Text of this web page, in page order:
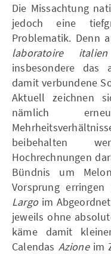
Die Missachtung
jedoch eine
Problematik. Denn
laboratoire italien
insbesondere das
damit verbundene
Aktuell zeichnen
nämlich
beibehalten
Hochrechnungen
Bündnis um
Vorsprung
Largoim
jeweils ohne
käme damit
Calendas Azioneim